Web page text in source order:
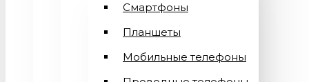
Смартфоны
Планшеты
Мобильные телефоны